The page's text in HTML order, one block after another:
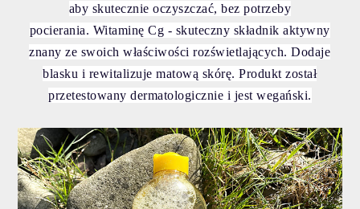
aby skutecznie oczyszczać, bez potrzeby
pocierania. Witaminę Cg - skuteczny składnik aktywny
znany ze swoich właściwości rozświetlających. Dodaje
blasku i rewitalizuje matową skórę. Produkt został
przetestowany dermatologicznie i jest wegański.